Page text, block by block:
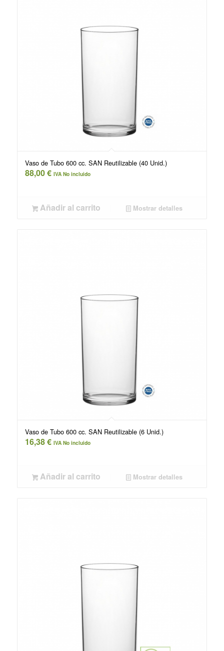
Vaso de Tubo 600 cc. SAN Reutilizable (40 Unid.)
88,00€ IVA No incluido
Añadir al carrito Mostrar detalles
Vaso de Tubo 600 cc. SAN Reutilizable (6 Unid.)
16,38€ IVA No incluido
Añadir al carrito Mostrar detalles